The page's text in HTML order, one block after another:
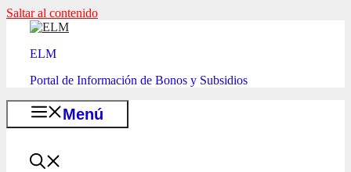
Saltar al contenido
ELM
Portal de Información de Bonos y Subsidios
Menú